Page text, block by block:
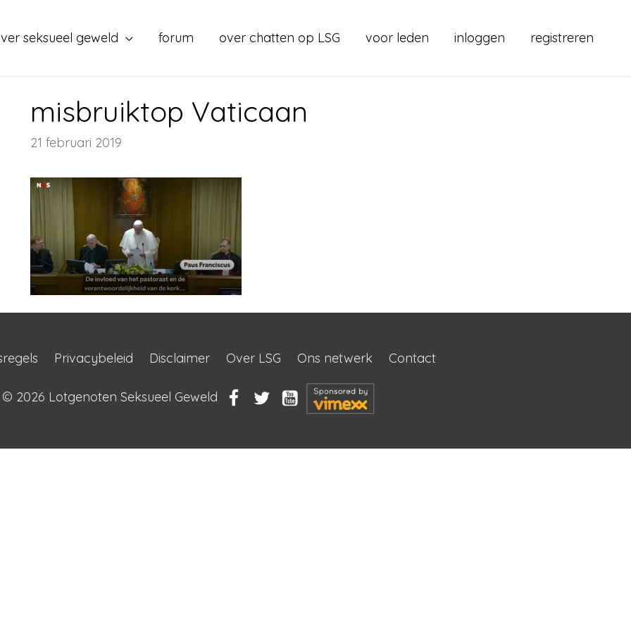
seksueel geweld forum over chatten op LSG voor leden inloggen registreren
misbruiktop Vaticaan
21 februari 2019
Privacybeleid Disclaimer Over LSG Ons netwerk Contact
2026 Lotgenoten Seksueel Geweld